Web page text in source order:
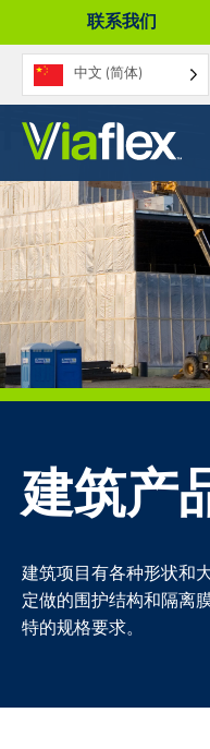
联系我们
中文 (简体)
建筑产
建筑项目有各种形状和
定做的围护结构和隔离
特的规格要求。